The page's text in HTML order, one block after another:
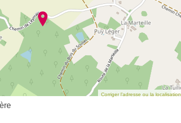
Corriger l’adresse ou la localisation